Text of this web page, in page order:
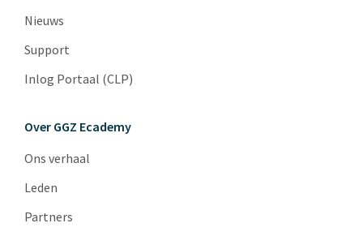
Nieuws
Support
Inlog Portaal (CLP)
Over GGZ Ecademy
Ons verhaal
Leden
Partners